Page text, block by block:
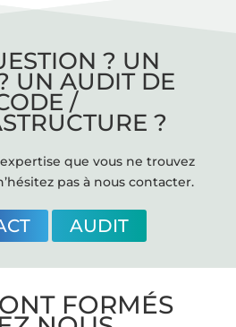
? UN
UN AUDIT DE
/
?
que vous ne trouvez
pas à nous contacter.
AUDIT
FORMÉS